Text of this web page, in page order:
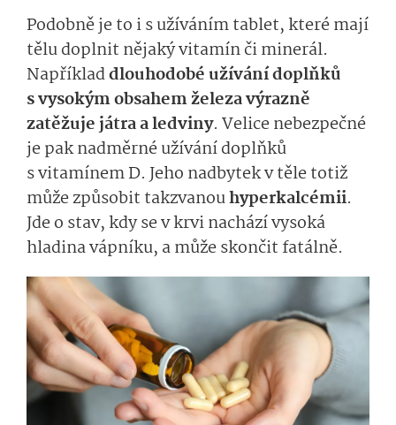
Podobně je to i s užíváním tablet, které mají
tělu doplnit nějaký vitamín či minerál.
Napříkladdlouhodobé užívání doplňků
s vysokým obsahem železa výrazně
zatěžuje játra a ledviny. Velice nebezpečné
je pak nadměrné užívání doplňků
s vitamínem D. Jeho nadbytek v těle totiž
může způsobit takzvanouhyper­kalcémii.
Jde o stav, kdy se v krvi nachází vysoká
hladina vápníku, a může skončit fatálně.